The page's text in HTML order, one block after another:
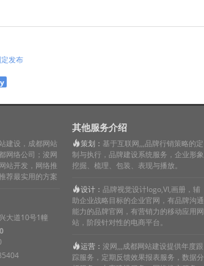
发布
建设，成都网站
网络公司；浚网
站开发，网络推
荐最实用的方案
大道10号1幢
其他服务介绍
策划： 基于互联网,,,品牌行销策略的定
制与执行，品牌建设系统服务，企业形象
挖掘、梳理、包装、表现与播放。
设计： 品牌视觉设计logo,VI,画册，辅
助企业战略目标的企业官网，有品牌沟通
能力的品牌官网，有营销力的移动应用网
站，阶段针对性的电商平台。
运营： 浚网,,,成都网站建设提供年度跟
踪服务，定期反馈效果报表服务，数据分